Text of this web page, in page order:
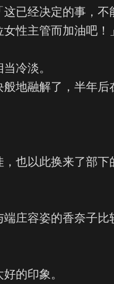
已经决定的事，不
性主管而加油吧！」
冷淡。
地融解了，半年后
也以此换来了部下
庄容姿的香奈子比
的印象。